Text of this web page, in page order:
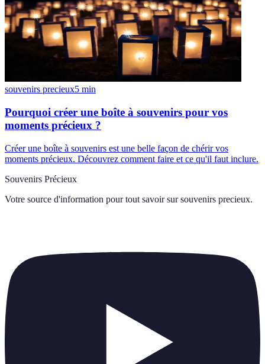
souvenirs precieux5 min
Pourquoi créer une boîte à souvenirs pour vos
moments précieux ?
Créer une boîte à souvenirs est une belle façon de chérir vos
moments précieux. Découvrez comment faire et ce qu'il faut inclure.
Souvenirs Précieux
Votre source d'information pour tout savoir sur souvenirs precieux.